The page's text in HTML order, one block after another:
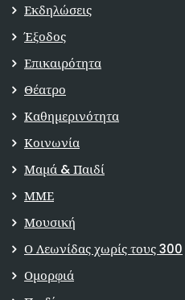
Εκδηλώσεις
Έξοδος
Επικαιρότητα
Θέατρο
Καθημερινότητα
Κοινωνία
Μαμά & Παιδί
ΜΜΕ
Μουσική
Ο Λεωνίδας χωρίς τους 300
Ομορφιά